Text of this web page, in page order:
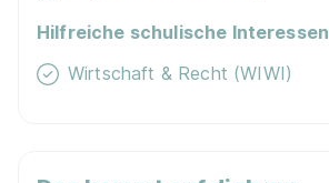
Hilfreiche schulische Interessen
Wirtschaft & Recht (WIWI)